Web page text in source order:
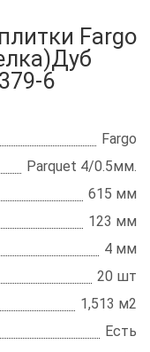
Fargo
6
Fargo
Parquet 4/0.5мм.
615 мм
123 мм
4 мм
20 шт
1,513 м2
Есть